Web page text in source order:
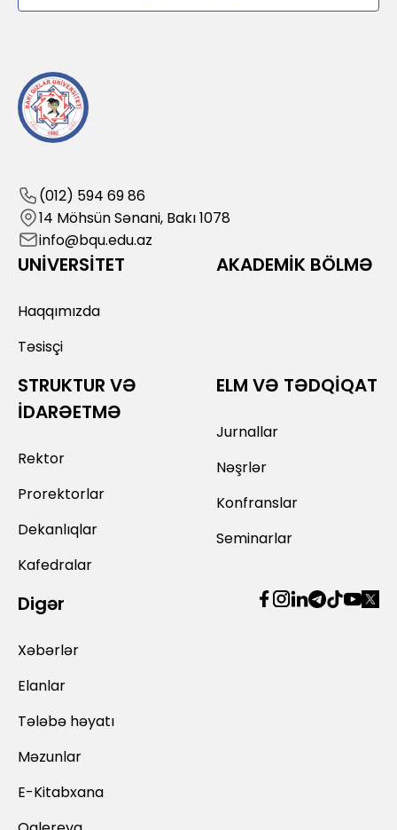
(012) 594 69 86
14 Möhsün Sənani, Bakı 1078
info@bqu.edu.az
UNİVERSİTET
Haqqımızda
Təsisçi
AKADEMİK BÖLMƏ
STRUKTUR VƏ
İDARƏETMƏ
Rektor
Prorektorlar
Dekanlıqlar
Kafedralar
ELM VƏ TƏDQİQAT
Jurnallar
Nəşrlər
Konfranslar
Seminarlar
Digər
Xəbərlər
Elanlar
Tələbə həyatı
Məzunlar
E-Kitabxana